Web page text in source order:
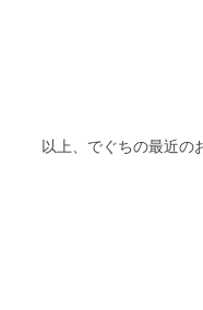
以上、でぐちの最近の